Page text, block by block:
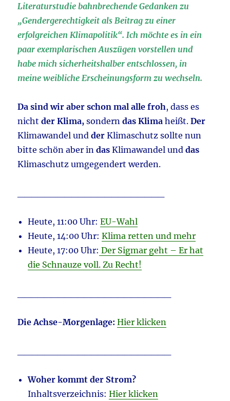
Literaturstudie bahnbrechende Gedanken zu
„Gendergerechtigkeit als Beitrag zu einer
erfolgreichen Klimapolitik“. Ich möchte es in ein
paar exemplarischen Auszügen vorstellen und
habe mich sicherheitshalber entschlossen, in
meine weibliche Erscheinungsform zu wechseln.
Da sind wir aber schon mal alle froh, dass es
nichtder Klima, sonderndas Klima heißt.Der
Klimawandel undder Klimaschutz sollte nun
bitte schön aber indas Klimawandel unddas
Klimaschutz umgegendert werden.
Heute, 11:00 Uhr:EU-Wahl
Heute, 14:00 Uhr:Klima retten und mehr
Heute, 17:00 Uhr: Der Sigmar geht – Er hat
die Schnauze voll. Zu Recht!
Die Achse-Morgenlage: Hier klicken
Woher kommt der Strom?
Inhaltsverzeichnis:Hier klicken